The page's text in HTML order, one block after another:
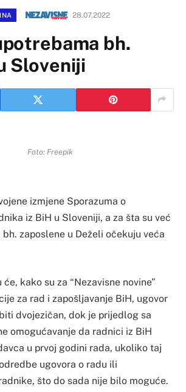
28.07.2022
bh.
Sloveniji
Foto: Freepik
izmjene Sporazuma o
iz BiH u Sloveniji, a za šta su već
zaposlene u Deželi očekuju veća
kako su za “Nezavisne novine”
za rad i zapošljavanje BiH, ugovor
dvojezičan, dok je prijedlog sa
omogućavanje da radnici iz BiH
u prvoj godini rada, ukoliko taj
ugovora o radu ili
što do sada nije bilo moguće.